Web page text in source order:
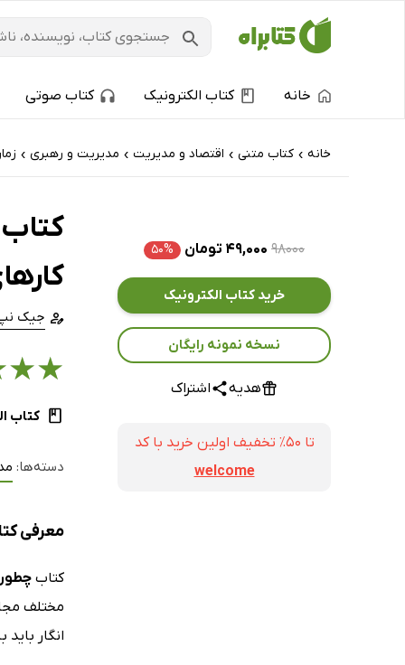
خانه کتاب الکترونیک کتاب صوتی
خانه › کتاب‌ متنی › اقتصاد و مدیریت › مدیریت و رهبری ›
۹۸۰۰۰ ۴۹,۰۰۰ تومان ۵۰%
خرید کتاب الکترونیک
نسخه نمونه رایگان
هدیه اشتراک
تا ۵۰٪ تخفیف اولین خرید با کد
welcome
جیک
★
★
کتاب
دسته‌ها:
معرفی
کتابچطور
مختلف
انگار